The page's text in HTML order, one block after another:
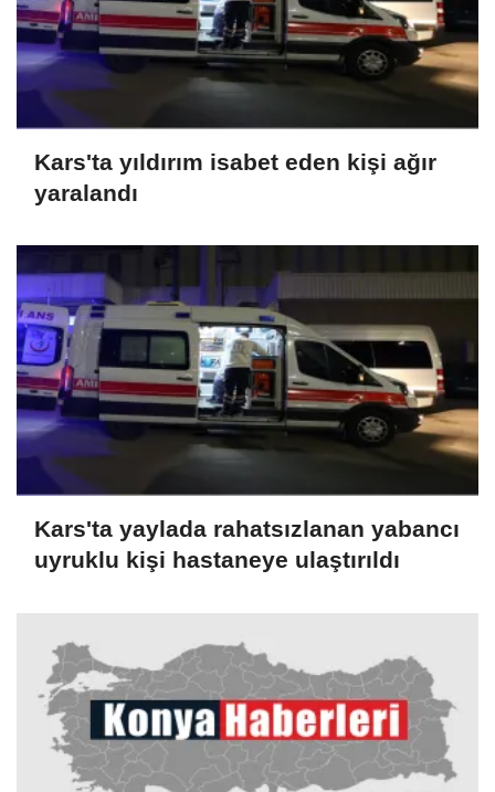
Kars'ta yıldırım isabet eden kişi ağır
yaralandı
Kars'ta yaylada rahatsızlanan yabancı
uyruklu kişi hastaneye ulaştırıldı